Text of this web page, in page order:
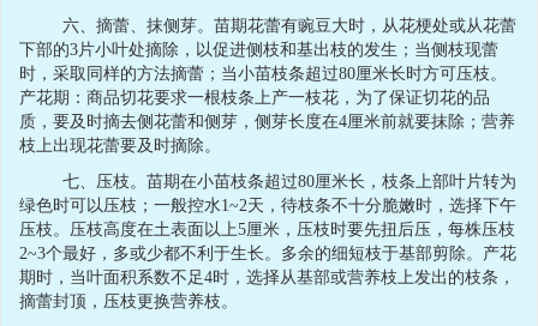
六、摘蕾、抹侧芽。苗期花蕾有豌豆大时，从花梗处或从花蕾
下部的3片小叶处摘除，以促进侧枝和基出枝的发生；当侧枝现蕾
时，采取同样的方法摘蕾；当小苗枝条超过80厘米长时方可压枝。
产花期：商品切花要求一根枝条上产一枝花，为了保证切花的品
质，要及时摘去侧花蕾和侧芽，侧芽长度在4厘米前就要抹除；营养
枝上出现花蕾要及时摘除。
七、压枝。苗期在小苗枝条超过80厘米长，枝条上部叶片转为
绿色时可以压枝；一般控水1~2天，待枝条不十分脆嫩时，选择下午
压枝。压枝高度在土表面以上5厘米，压枝时要先扭后压，每株压枝
2~3个最好，多或少都不利于生长。多余的细短枝于基部剪除。产花
期时，当叶面积系数不足4时，选择从基部或营养枝上发出的枝条，
摘蕾封顶，压枝更换营养枝。